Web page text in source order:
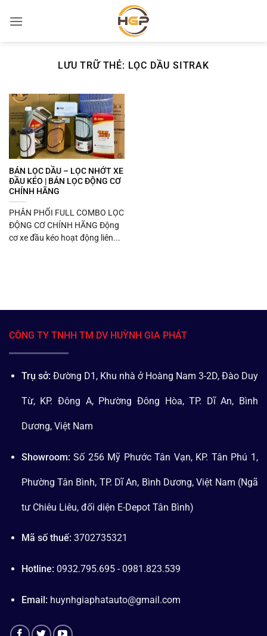
qua
LƯU TRỮ THẺ: LỌC DẦU SITRAK
BÁN LỌC DẦU – LỌC NHỚT XE
ĐẦU KÉO | BÁN LỌC ĐỘNG CƠ
CHÍNH HÃNG
PHÂN PHỐI FULL COMBO LỌC
ĐỘNG CƠ CHÍNH HÃNG Động
cơ xe đầu kéo hoạt động liên...
CÔNG TY TNHH TM DV HUỲNH GIA PHÁT
Trụ sở: Đường D1, Khu nhà ở Hoàng Nam 3-2D, Đào Duy
Từ, KP. Đông A, Phường Đông Hòa, TP. Dĩ An, Bình
Dương, Việt Nam
Showroom: Số 256 Mỹ Phước Tân Vạn, KP. Tân Phú 1,
Phường Tân Bình, TP. Dĩ An, Bình Dương, Việt Nam (Ngã
tư Chiêu Liêu, đối diện E-Depot Tân Bình)
Mã số thuế: 3702735321
Hotline: 0932.795.695 - 0981.823.539
Email: huynhgiaphatauto@gmail.com